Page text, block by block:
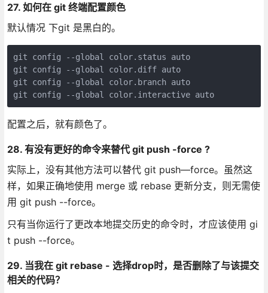
27. 如何在 git 终端配置颜色
默认情况 下git 是黑白的。
git config --global color.status auto
git config --global color.diff auto
git config --global color.branch auto
git config --global color.interactive auto
配置之后，就有颜色了。
28. 有没有更好的命令来替代 git push -force ?
实际上，没有其他方法可以替代 git push—force。虽然这
样，如果正确地使用 merge 或 rebase 更新分支，则无需使
用 git push --force。
只有当你运行了更改本地提交历史的命令时，才应该使用 gi
t push --force。
29. 当我在 git rebase - 选择drop时，是否删除了与该提交
相关的代码？